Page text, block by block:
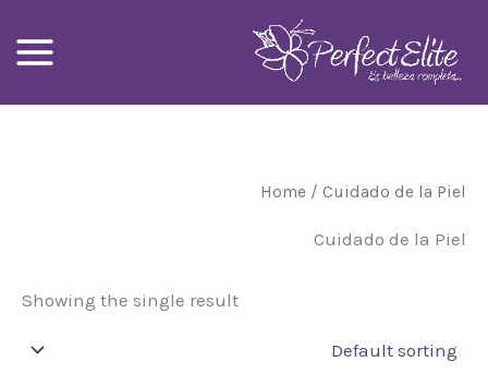
content
Home / Cuidado de la Piel
Cuidado de la Piel
Showing the single result